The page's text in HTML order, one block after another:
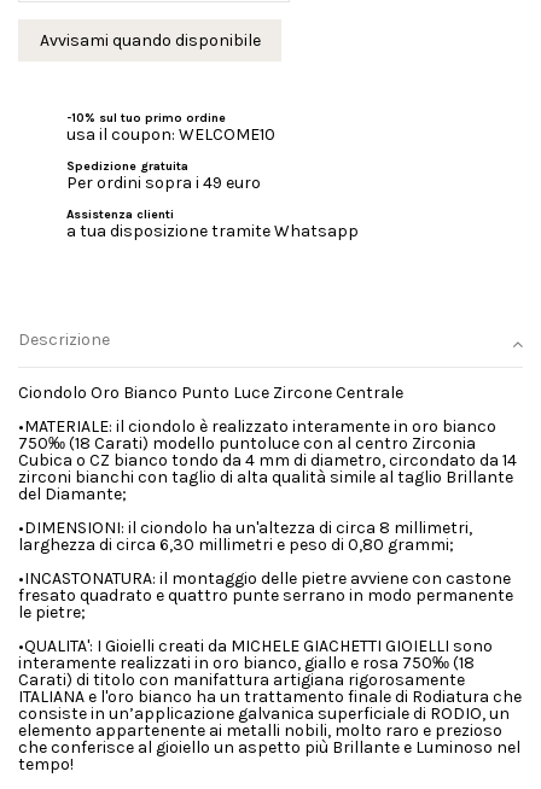
-10% sul tuo primo ordine
usa il coupon: WELCOME10
Spedizione gratuita
Per ordini sopra i 49 euro
Assistenza clienti
a tua disposizione tramite Whatsapp
Descrizione
Ciondolo Oro Bianco Punto Luce Zircone Centrale
•MATERIALE: il ciondolo è realizzato interamente in oro bianco
750‰ (18 Carati) modello puntoluce con al centro Zirconia
Cubica o CZ bianco tondo da 4 mm di diametro, circondato da 14
zirconi bianchi con taglio di alta qualità simile al taglio Brillante
del Diamante;
•DIMENSIONI: il ciondolo ha un'altezza di circa 8 millimetri,
larghezza di circa 6,30 millimetri e peso di 0,80 grammi;
•INCASTONATURA: il montaggio delle pietre avviene con castone
fresato quadrato e quattro punte serrano in modo permanente
le pietre;
•QUALITA': I Gioielli creati da MICHELE GIACHETTI GIOIELLI sono
interamente realizzati in oro bianco, giallo e rosa 750‰ (18
Carati) di titolo con manifattura artigiana rigorosamente
ITALIANA e l'oro bianco ha un trattamento finale di Rodiatura che
consiste in un’applicazione galvanica superficiale di RODIO, un
elemento appartenente ai metalli nobili, molto raro e prezioso
che conferisce al gioiello un aspetto più Brillante e Luminoso nel
tempo!